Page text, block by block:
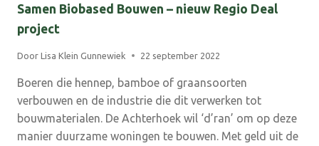
Samen Biobased Bouwen – nieuw Regio Deal
project
Door Lisa Klein Gunnewiek 22 september 2022
Boeren die hennep, bamboe of graansoorten
verbouwen en de industrie die dit verwerken tot
bouwmaterialen. De Achterhoek wil ‘d’ran’ om op deze
manier duurzame woningen te bouwen. Met geld uit de